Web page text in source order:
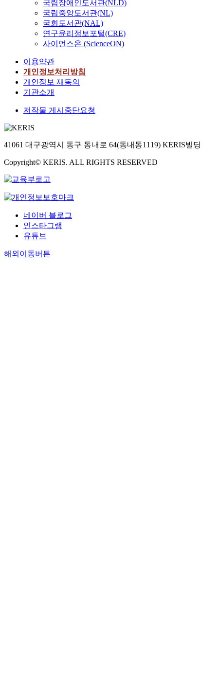
국립장애인도서관(NLD)
국립중앙도서관(NL)
국회도서관(NAL)
연구윤리정보포털(CRE)
사이언스온 (ScienceON)
이용약관
개인정보처리방침
개인정보 재동의
기관소개
저작물 게시중단요청
41061 대구광역시 동구 동내로 64(동내동1119) KERIS빌딩
Copyright© KERIS. ALL RIGHTS RESERVED
네이버 블로그
인스타그램
유튜브
해외이동버튼